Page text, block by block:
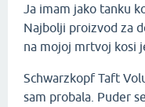
Ja imam jako tanku
Najbolji proizvod za
na mojoj mrtvoj kosi
Schwarzkopf Taft
sam probala. Puder